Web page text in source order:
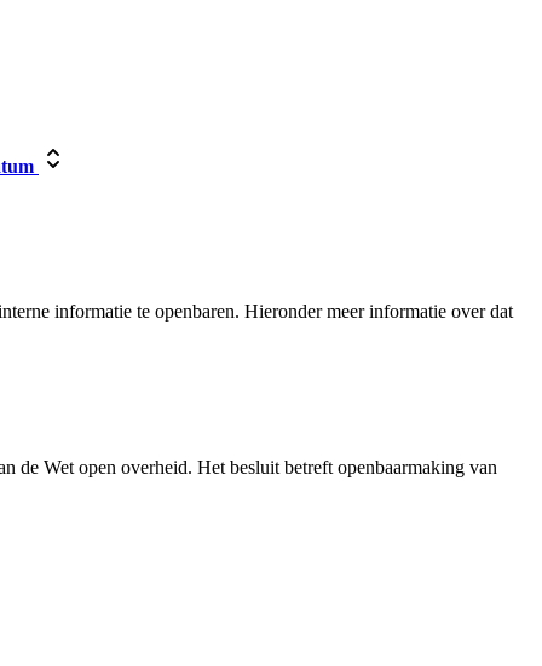
informatie te openbaren. Hieronder meer informatie over dat
de Wet open overheid. Het besluit betreft openbaarmaking van